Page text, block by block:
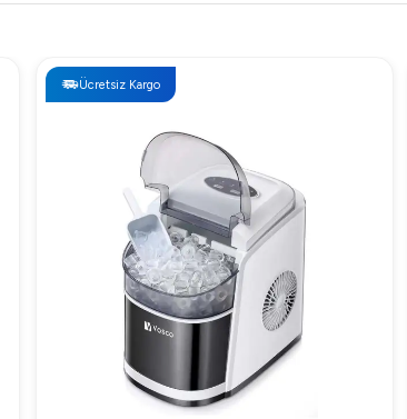
Ücretsiz Kargo